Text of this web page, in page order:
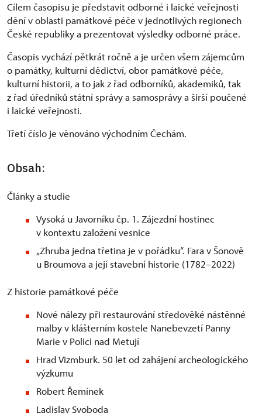
Cílem časopisu je představit odborné i laické veřejnosti
dění v oblasti památkové péče v jednotlivých regionech
České republiky a prezentovat výsledky odborné práce.
Časopis vychází pětkrát ročně a je určen všem zájemcům
o památky, kulturní dědictví, obor památkové péče,
kulturní historii, a to jak z řad odborníků, akademiků, tak
z řad úředníků státní správy a samosprávy a širší poučené
i laické veřejnosti.
Třetí číslo je věnováno východním Čechám.
Obsah:
Články a studie
Vysoká u Javorníku čp. 1. Zájezdní hostinec
v kontextu založení vesnice
„Zhruba jedna třetina je v pořádku“. Fara v Šonově
u Broumova a její stavební historie (1782–2022)
Z historie památkové péče
Nové nálezy při restaurování středověké nástěnné
malby v klášterním kostele Nanebevzetí Panny
Marie v Polici nad Metují
Hrad Vizmburk. 50 let od zahájení archeologického
výzkumu
Robert Řemínek
Ladislav Svoboda